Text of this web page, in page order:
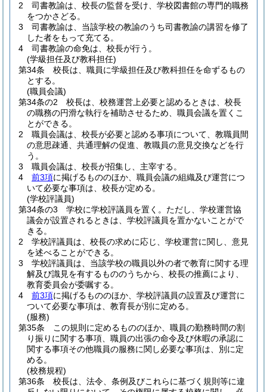
2
司書教諭は、校長の監督を受け、学校図書館の専門的職務
をつかさどる。
3
司書教諭は、当該学校の教諭のうち司書教諭の講習を修了
した者をもって充てる。
4
司書教諭の命免は、校長が行う。
(学級担任及び教科担任)
第34条
校長は、職員に学級担任及び教科担任を命ずるもの
とする。
(職員会議)
第34条の2
校長は、校務運営上必要と認めるときは、校長
の職務の円滑な執行を補助させるため、職員会議を置くこ
とができる。
2
職員会議は、校長が必要と認める事項について、教職員間
の意思疎通、共通理解の促進、教職員の意見交換などを行
う。
3
職員会議は、校長が招集し、主宰する。
4
前3項に掲げるもののほか、職員会議の組織及び運営につ
いて必要な事項は、校長が定める。
(学校評議員)
第34条の3
学校に学校評議員を置く。 ただし、学校運営協
議会が設置されるときは、学校評議員を置かないことがで
きる。
2
学校評議員は、校長の求めに応じ、学校運営に関し、意見
を述べることができる。
3
学校評議員は、当該学校の職員以外の者で教育に関する理
解及び識見を有するもののうちから、校長の推薦により、
教育委員会が委嘱する。
4
前3項に掲げるもののほか、学校評議員の設置及び運営に
ついて必要な事項は、教育長が別に定める。
(服務)
第35条
この規則に定めるもののほか、職員の勤務時間の割
り振りに関する事項、職員の出張の命令及び休暇の承認に
関する事項その他職員の服務に関し必要な事項は、別に定
める。
(校務規程)
第36条
校長は、法令、条例及びこれらに基づく規則等に違